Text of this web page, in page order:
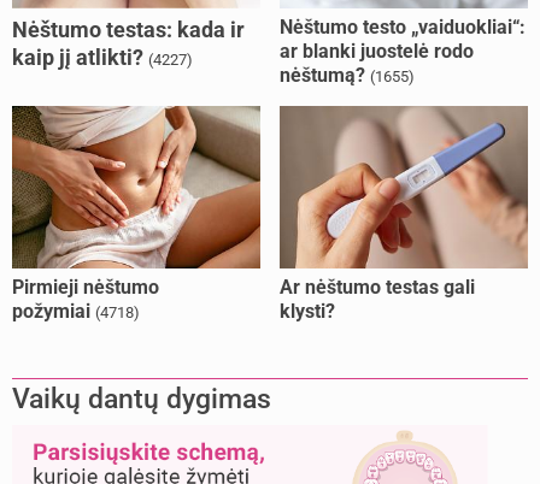
Nėštumo testas: kada ir
kaip jį atlikti? (4227)
Nėštumo testo „vaiduokliai“:
ar blanki juostelė rodo
nėštumą? (1655)
Pirmieji nėštumo
požymiai (4718)
Ar nėštumo testas gali
klysti?
Vaikų dantų dygimas